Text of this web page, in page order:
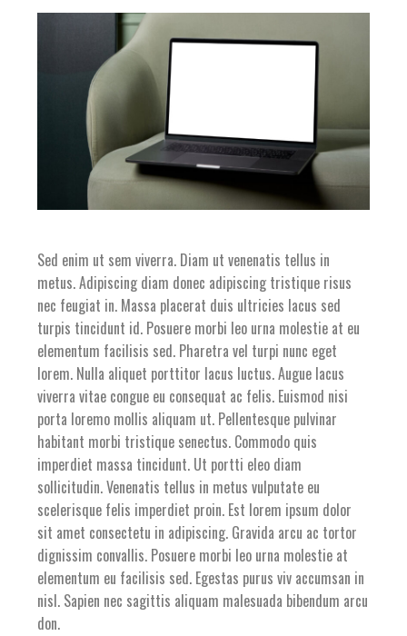
Sed enim ut sem viverra. Diam ut venenatis tellus in
metus. Adipiscing diam donec adipiscing tristique risus
nec feugiat in. Massa placerat duis ultricies lacus sed
turpis tincidunt id. Posuere morbi leo urna molestie at eu
elementum facilisis sed. Pharetra vel turpi nunc eget
lorem. Nulla aliquet porttitor lacus luctus. Augue lacus
viverra vitae congue eu consequat ac felis. Euismod nisi
porta loremo mollis aliquam ut. Pellentesque pulvinar
habitant morbi tristique senectus. Commodo quis
imperdiet massa tincidunt. Ut portti eleo diam
sollicitudin. Venenatis tellus in metus vulputate eu
scelerisque felis imperdiet proin. Est lorem ipsum dolor
sit amet consectetu in adipiscing. Gravida arcu ac tortor
dignissim convallis. Posuere morbi leo urna molestie at
elementum eu facilisis sed. Egestas purus viv accumsan in
nisl. Sapien nec sagittis aliquam malesuada bibendum arcu
don.